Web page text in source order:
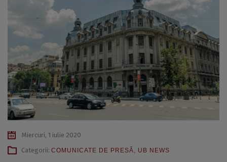
Miercuri, 1 iulie 2020
Categorii: COMUNICATE DE PRESĂ, UB NEWS